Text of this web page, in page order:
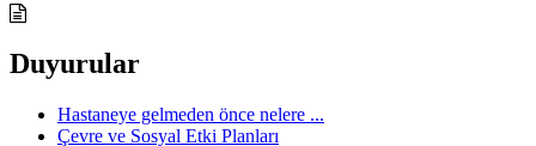
Duyurular
Hastaneye gelmeden önce nelere ...
Çevre ve Sosyal Etki Planları